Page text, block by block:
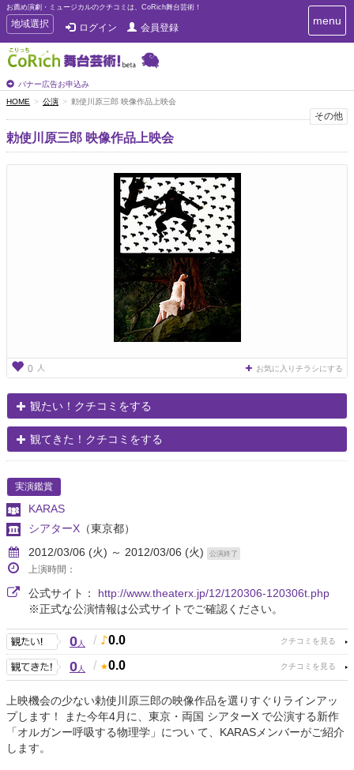
お薦め演劇・ミュージカルのクチコミは、CoRich舞台芸術！
T
o
g
g
e
n
a
v
i
地域選択 ログイン 会員登録
バナー広告お申込み
T
o
n
i
menu
HOME 公演 勅使川原三郎 映像作品上映会
その他
勅使川原三郎 映像作品上映会
0 人 お気に入りチラシにする
観たい！クチコミをする
観てきた！クチコミをする
実演鑑賞
KARAS
シアターX （東京都）
2012/03/06 (火) ～ 2012/03/06 (火)
公演終了
上演時間：
公式サイト： http://www.theaterx.jp/12/120306-120306t.php
※正式な公演情報は公式サイトでご確認ください。
0人 / 0.0
0人 / 0.0
上映機会の少ない勅使川原三郎の映像作品を選りすぐりラインアッ
プします！ また今年4月に、東京・両国 シアターΧ で公演する新作
「オルガンー呼吸する物理学」につい て、KARASメンバーがご紹介
します。